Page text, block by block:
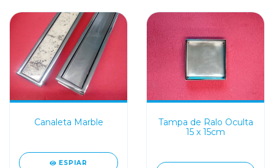
Canaleta Marble
ESPIAR
Tampa de Ralo Oculta
15 x 15cm